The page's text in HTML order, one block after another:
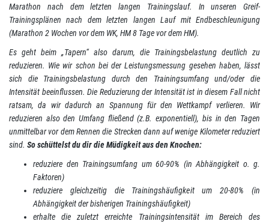
Marathon nach dem letzten langen Trainingslauf. In unseren Greif-
Trainingsplänen nach dem letzten langen Lauf mit Endbeschleunigung
(Marathon 2 Wochen vor dem WK, HM 8 Tage vor dem HM).
Es geht beim „Tapern“ also darum, die Trainingsbelastung deutlich zu
reduzieren. Wie wir schon bei der Leistungsmessung gesehen haben, lässt
sich die Trainingsbelastung durch den Trainingsumfang und/oder die
Intensität beeinflussen. Die Reduzierung der Intensität ist in diesem Fall nicht
ratsam, da wir dadurch an Spannung für den Wettkampf verlieren. Wir
reduzieren also den Umfang fließend (z.B. exponentiell), bis in den Tagen
unmittelbar vor dem Rennen die Strecken dann auf wenige Kilometer reduziert
sind. So schüttelst du dir die Müdigkeit aus den Knochen:
reduziere den Trainingsumfang um 60-90% (in Abhängigkeit o. g.
Faktoren)
reduziere gleichzeitig die Trainingshäufigkeit um 20-80% (in
Abhängigkeit der bisherigen Trainingshäufigkeit)
erhalte die zuletzt erreichte Trainingsintensität im Bereich des